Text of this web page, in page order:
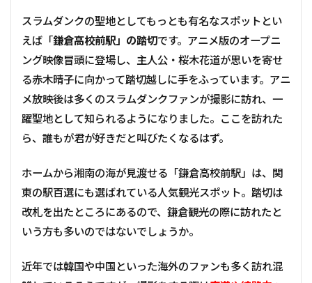
スラムダンクの聖地としてもっとも有名なスポットとい
えば「鎌倉高校前駅」の踏切です。アニメ版のオープニ
ング映像冒頭に登場し、主人公・桜木花道が思いを寄せ
る赤木晴子に向かって踏切越しに手をふっています。アニ
メ放映後は多くのスラムダンクファンが撮影に訪れ、一
躍聖地として知られるようになりました。ここを訪れた
ら、誰もが君が好きだと叫びたくなるはず。
ホームから湘南の海が見渡せる「鎌倉高校前駅」は、関
東の駅百選にも選ばれている人気観光スポット。踏切は
改札を出たところにあるので、鎌倉観光の際に訪れたと
いう方も多いのではないでしょうか。
近年では韓国や中国といった海外のファンも多く訪れ混